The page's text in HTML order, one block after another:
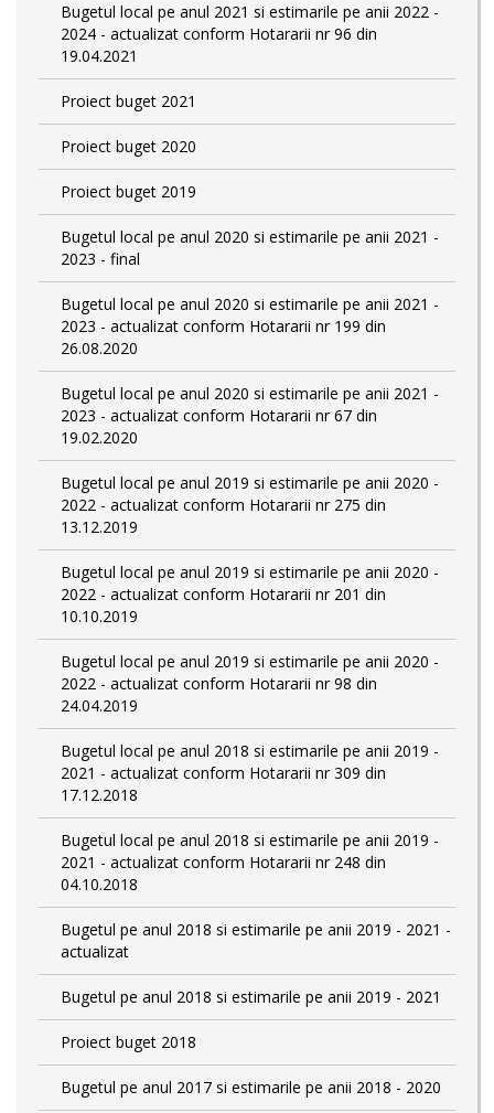
Bugetul local pe anul 2021 si estimarile pe anii 2022 -
2024 - actualizat conform Hotararii nr 96 din
19.04.2021
Proiect buget 2021
Proiect buget 2020
Proiect buget 2019
Bugetul local pe anul 2020 si estimarile pe anii 2021 -
2023 - final
Bugetul local pe anul 2020 si estimarile pe anii 2021 -
2023 - actualizat conform Hotararii nr 199 din
26.08.2020
Bugetul local pe anul 2020 si estimarile pe anii 2021 -
2023 - actualizat conform Hotararii nr 67 din
19.02.2020
Bugetul local pe anul 2019 si estimarile pe anii 2020 -
2022 - actualizat conform Hotararii nr 275 din
13.12.2019
Bugetul local pe anul 2019 si estimarile pe anii 2020 -
2022 - actualizat conform Hotararii nr 201 din
10.10.2019
Bugetul local pe anul 2019 si estimarile pe anii 2020 -
2022 - actualizat conform Hotararii nr 98 din
24.04.2019
Bugetul local pe anul 2018 si estimarile pe anii 2019 -
2021 - actualizat conform Hotararii nr 309 din
17.12.2018
Bugetul local pe anul 2018 si estimarile pe anii 2019 -
2021 - actualizat conform Hotararii nr 248 din
04.10.2018
Bugetul pe anul 2018 si estimarile pe anii 2019 - 2021 -
actualizat
Bugetul pe anul 2018 si estimarile pe anii 2019 - 2021
Proiect buget 2018
Bugetul pe anul 2017 si estimarile pe anii 2018 - 2020